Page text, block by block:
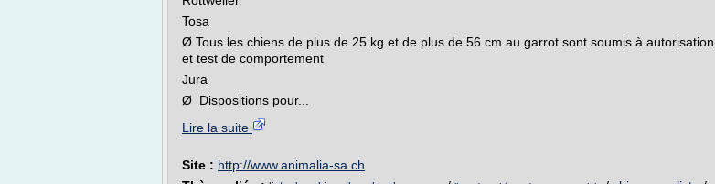
Tosa
Ø Tous les chiens de plus de 25 kg et de plus de 56 cm au garrot sont soumis à autorisation
et test de comportement
Jura
Ø Dispositions pour...
Lire la suite
Site : http://www.animalia-sa.ch